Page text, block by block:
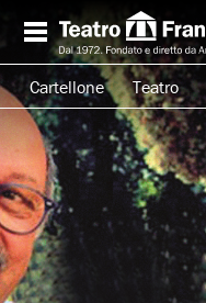
Cartellone Teatro